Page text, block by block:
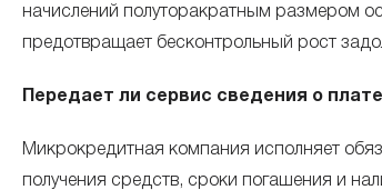
начислений полуторакратным размером
предотвращает бесконтрольный рост
Передает ли сервис сведения о
Микрокредитная компания исполняет
получения средств, сроки погашения и